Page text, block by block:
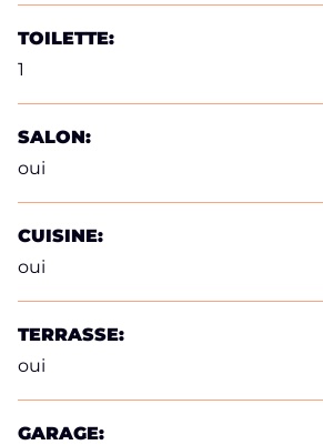
TOILETTE:
1
SALON:
oui
CUISINE:
oui
TERRASSE:
oui
GARAGE: